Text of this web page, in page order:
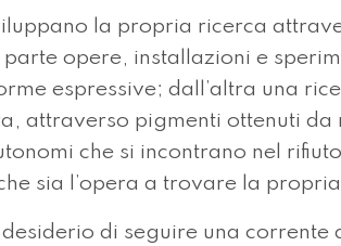
la propria ricerca
opere, installazioni e
espressive; dall’altra una
attraverso pigmenti ottenuti da
che si incontrano nel
sia l’opera a trovare la
di seguire una corrente